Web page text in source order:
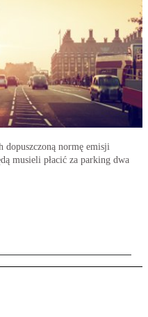
dopuszczoną normę emisji
musieli płacić za parking dwa